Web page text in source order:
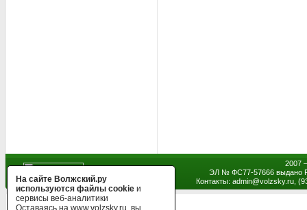
2007
ЭЛ № ФС77-57666 выдано
Контакты: admin@volzsky.ru,
На сайте Волжский.ру
используются файлы cookie и
сервисы веб-аналитики
Оставаясь на www.volzsky.ru, вы